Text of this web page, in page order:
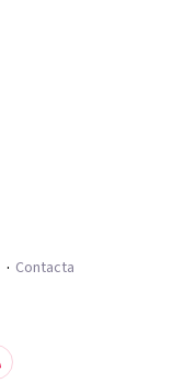
Contacta